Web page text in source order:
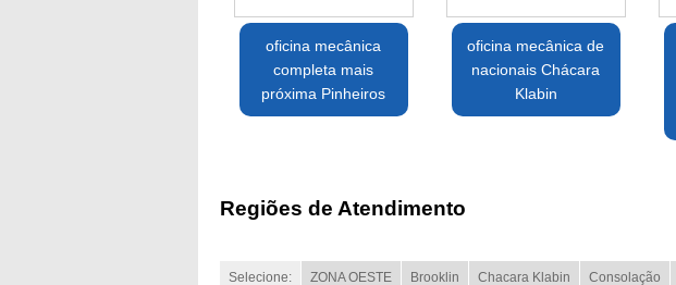
oficina mecânica
completa mais
próxima Pinheiros
oficina mecânica de
nacionais Chácara
Klabin
Regiões de Atendimento
Selecione: ZONA OESTE Brooklin Chacara Klabin Consolação